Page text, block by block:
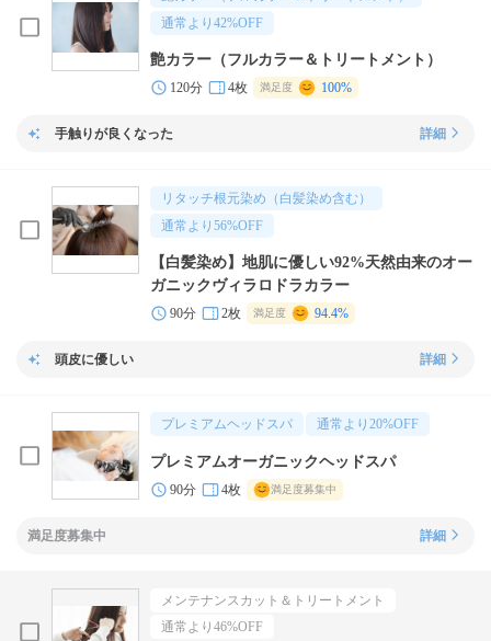
通常より 42%OFF
艶カラー（フルカラー＆トリートメント）
120分 4枚 満足度 100%
手触りが良くなった 詳細
リタッチ根元染め（白髪染め含む）
通常より 56%OFF
【白髪染め】地肌に優しい92%天然由来のオー
ガニックヴィラロドラカラー
90分 2枚 満足度 94.4%
頭皮に優しい 詳細
プレミアムヘッドスパ 通常より 20%OFF
プレミアムオーガニックヘッドスパ
90分 4枚 満足度募集中
満足度募集中 詳細
メンテナンスカット＆トリートメント
通常より 46%OFF